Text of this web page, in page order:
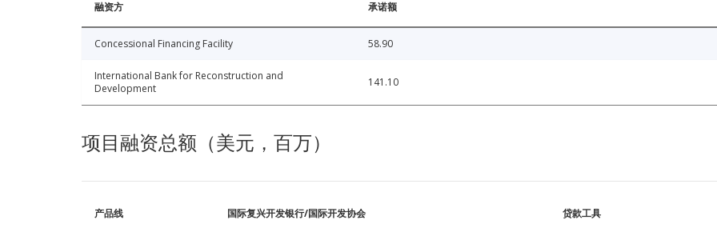
融资方 承诺额
Concessional Financing Facility 58.90
International Bank for Reconstruction and
Development
141.10
项目融资总额（美元，百万）
产品线 国际复兴开发银行/国际开发协会 贷款工具